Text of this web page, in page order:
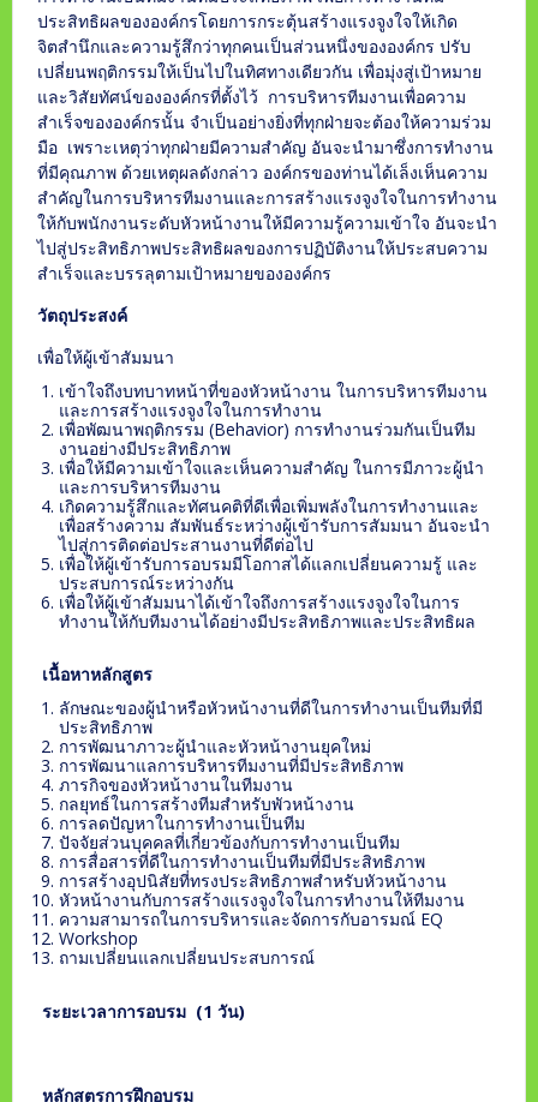
ประสิทธิผลขององค์กรโดยการกระตุ้นสร้างแรงจูงใจให้เกิด
จิตสำนึกและความรู้สึกว่าทุกคนเป็นส่วนหนึ่งขององค์กร ปรับ
เปลี่ยนพฤติกรรมให้เป็นไปในทิศทางเดียวกัน เพื่อมุ่งสู่เป้าหมาย
และวิสัยทัศน์ขององค์กรที่ตั้งไว้ การบริหารทีมงานเพื่อความ
สำเร็จขององค์กรนั้น จำเป็นอย่างยิ่งที่ทุกฝ่ายจะต้องให้ความร่วม
มือ เพราะเหตุว่าทุกฝ่ายมีความสำคัญ อันจะนำมาซึ่งการทำงาน
ที่มีคุณภาพ ด้วยเหตุผลดังกล่าว องค์กรของท่านได้เล็งเห็นความ
สำคัญในการบริหารทีมงานและการสร้างแรงจูงใจในการทำงาน
ให้กับพนักงานระดับหัวหน้างานให้มีความรู้ความเข้าใจ อันจะนำ
ไปสู่ประสิทธิภาพประสิทธิผลของการปฏิบัติงานให้ประสบความ
สำเร็จและบรรลุตามเป้าหมายขององค์กร
วัตถุประสงค์
เพื่อให้ผู้เข้าสัมมนา
เข้าใจถึงบทบาทหน้าที่ของหัวหน้างาน ในการบริหารทีมงาน
และการสร้างแรงจูงใจในการทำงาน
เพื่อพัฒนาพฤติกรรม (Behavior) การทำงานร่วมกันเป็นทีม
งานอย่างมีประสิทธิภาพ
เพื่อให้มีความเข้าใจและเห็นความสำคัญ ในการมีภาวะผู้นำ
และการบริหารทีมงาน
เกิดความรู้สึกและทัศนคติที่ดีเพื่อเพิ่มพลังในการทำงานและ
เพื่อสร้างความ สัมพันธ์ระหว่างผู้เข้ารับการสัมมนา อันจะนำ
ไปสู่การติดต่อประสานงานที่ดีต่อไป
เพื่อให้ผู้เข้ารับการอบรมมีโอกาสได้แลกเปลี่ยนความรู้ และ
ประสบการณ์ระหว่างกัน
เพื่อให้ผู้เข้าสัมมนาได้เข้าใจถึงการสร้างแรงจูงใจในการ
ทำงานให้กับทีมงานได้อย่างมีประสิทธิภาพและประสิทธิผล
เนื้อหาหลักสูตร
ลักษณะของผู้นำหรือหัวหน้างานที่ดีในการทำงานเป็นทีมที่มี
ประสิทธิภาพ
การพัฒนาภาวะผู้นำและหัวหน้างานยุคใหม่
การพัฒนาแลการบริหารทีมงานที่มีประสิทธิภาพ
ภารกิจของหัวหน้างานในทีมงาน
กลยุทธ์ในการสร้างทีมสำหรับพัวหน้างาน
การลดปัญหาในการทำงานเป็นทีม
ปัจจัยส่วนบุคคลที่เกี่ยวข้องกับการทำงานเป็นทีม
การสื่อสารที่ดีในการทำงานเป็นทีมที่มีประสิทธิภาพ
การสร้างอุปนิสัยที่ทรงประสิทธิภาพสำหรับหัวหน้างาน
หัวหน้างานกับการสร้างแรงจูงใจในการทำงานให้ทีมงาน
ความสามารถในการบริหารและจัดการกับอารมณ์ EQ
Workshop
ถามเปลี่ยนแลกเปลี่ยนประสบการณ์
ระยะเวลาการอบรม (1 วัน)
หลักสูตรการฝึกอบรม